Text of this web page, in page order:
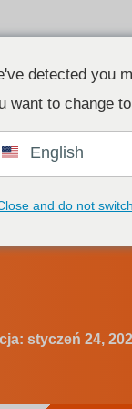
styczeń 24,
detected you
want to change
English
and do not